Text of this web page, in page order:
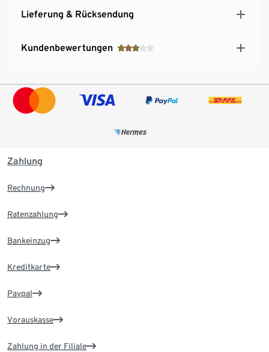
Lieferung & Rücksendung
Kundenbewertungen
Zahlung
Rechnung
Ratenzahlung
Bankeinzug
Kreditkarte
Paypal
Vorauskasse
Zahlung in der Filiale